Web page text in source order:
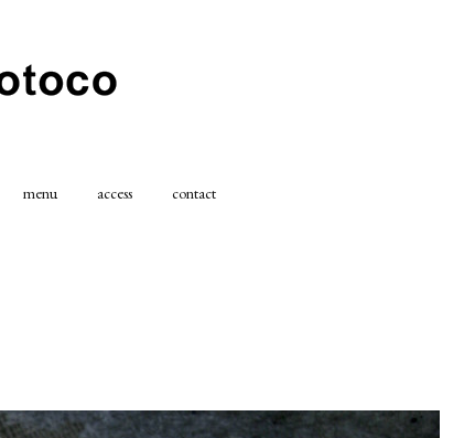
menu access contact